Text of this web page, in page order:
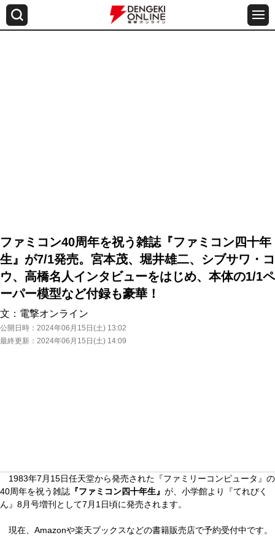
ファミコン40周年を祝う雑誌『ファミコン四十年
生』が7/1発売。宮本茂、堀井雄二、シブサワ・コ
ウ、高橋名人インタビューをはじめ、本体の1/1ペ
ーパー模型など付録も豪華！
文： 電撃オンライン
公開日時： 2024年06月15日(土) 13:02
最終更新： 2024年06月15日(土) 14:09
1983年7月15日任天堂から発売された『ファミリーコンピュータ』の
40周年を祝う雑誌 『ファミコン四十年生』 が、小学館より『てれびく
ん』8月号増刊として7月1日頃に発売されます。
現在、Amazonや楽天ブックスなどの書籍販売店で予約受付中です。